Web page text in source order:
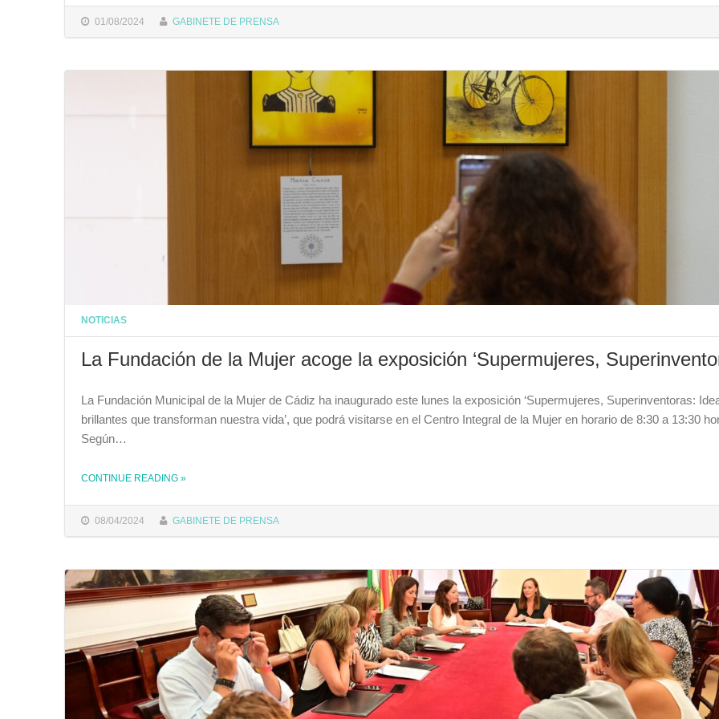
01/08/2024 GABINETE DE PRENSA
NOTICIAS
La Fundación de la Mujer acoge la exposición ‘Supermujeres,
08/04/2024 GABINETE DE PRENSA
La Fundación Municipal de la Mujer de Cádiz ha inaugurado este lunes la exposición ‘Supermujeres, Superinventoras:
brillantes que transforman nuestra vida’, que podrá visitarse en el Centro Integral de la Mujer en horario de 8:30 a 13:30
Según…
CONTINUE READING THE "LA FUNDACIÓN DE LA MUJER ACOGE LA EXPOSICIÓN ‘SUPERMUJERES, SUPERINVENTORAS’"
»